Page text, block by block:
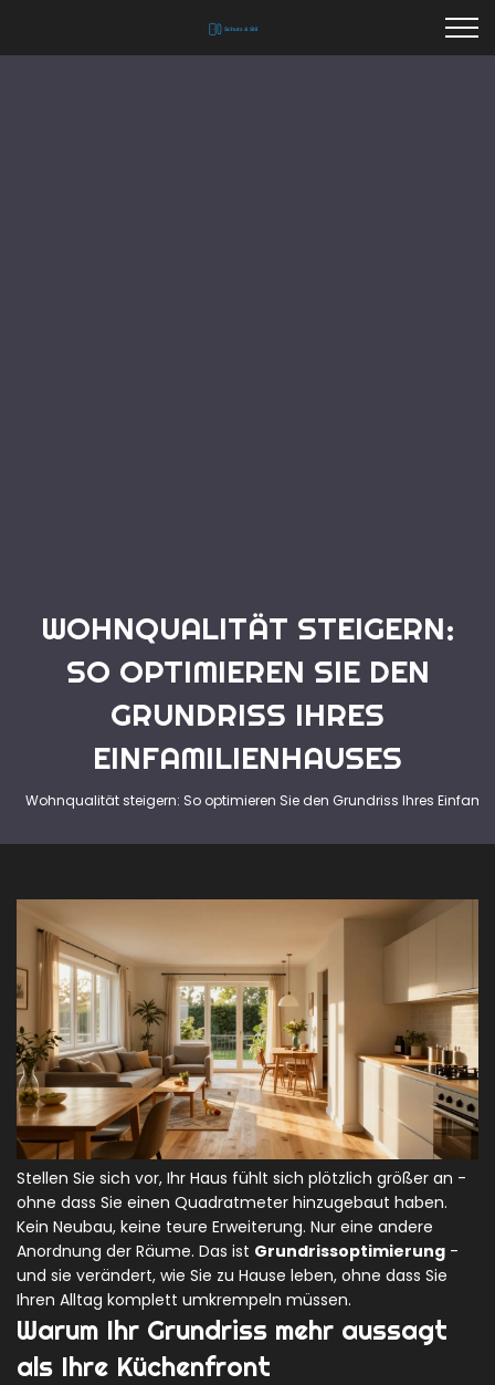
WOHNQUALITÄT STEIGERN:
SO OPTIMIEREN SIE DEN
GRUNDRISS IHRES
EINFAMILIENHAUSES
Wohnqualität steigern: So optimieren Sie den Grundriss Ihres
Stellen Sie sich vor, Ihr Haus fühlt sich plötzlich größer an -
ohne dass Sie einen Quadratmeter hinzugebaut haben.
Kein Neubau, keine teure Erweiterung. Nur eine andere
Anordnung der Räume. Das ist Grundrissoptimierung -
und sie verändert, wie Sie zu Hause leben, ohne dass Sie
Ihren Alltag komplett umkrempeln müssen.
Warum Ihr Grundriss mehr aussagt
als Ihre Küchenfront